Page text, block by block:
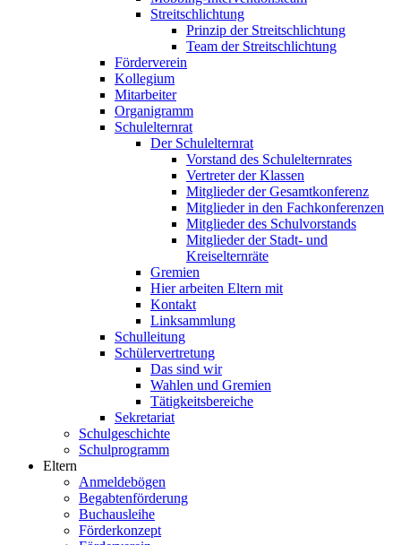
Streitschlichtung
Prinzip der Streitschlichtung
Team der Streitschlichtung
Förderverein
Kollegium
Mitarbeiter
Organigramm
Schulelternrat
Der Schulelternrat
Vorstand des Schulelternrates
Vertreter der Klassen
Mitglieder der Gesamtkonferenz
Mitglieder in den Fachkonferenzen
Mitglieder des Schulvorstands
Mitglieder der Stadt- und
Kreiselternräte
Gremien
Hier arbeiten Eltern mit
Kontakt
Linksammlung
Schulleitung
Schülervertretung
Das sind wir
Wahlen und Gremien
Tätigkeitsbereiche
Sekretariat
Schulgeschichte
Schulprogramm
Eltern
Anmeldebögen
Begabtenförderung
Buchausleihe
Förderkonzept